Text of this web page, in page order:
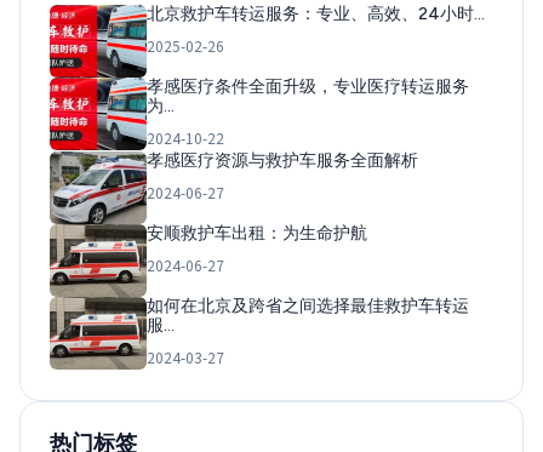
北京救护车转运服务：专业、高效、24小时…
2025-02-26
孝感医疗条件全面升级，专业医疗转运服务
为…
2024-10-22
孝感医疗资源与救护车服务全面解析
2024-06-27
安顺救护车出租：为生命护航
2024-06-27
如何在北京及跨省之间选择最佳救护车转运
服…
2024-03-27
热门标签